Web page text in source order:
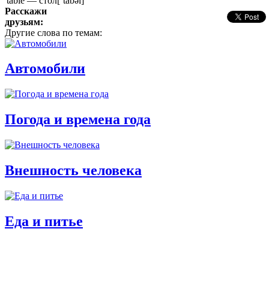
Расскажи
друзьям:
Другие слова по темам:
Автомобили
Погода и времена года
Внешность человека
Еда и питье